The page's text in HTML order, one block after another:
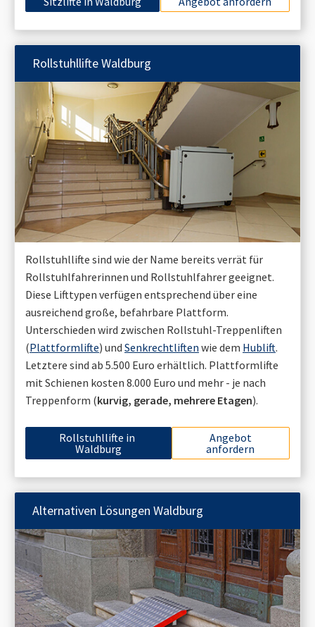
RollstuhllifteWaldburg
Rollstuhllifte sind wie der Name bereits verrät für
Rollstuhlfahrerinnen und Rollstuhlfahrer geeignet.
Diese Lifttypen verfügen entsprechend über eine
ausreichend große, befahrbare Plattform.
Unterschieden wird zwischen Rollstuhl-Treppenliften
(Plattformlifte) und Senkrechtliften wie dem Hublift.
Letztere sind ab 5.500 Euro erhältlich. Plattformlifte
mit Schienen kosten 8.000 Euro und mehr - je nach
Treppenform (kurvig, gerade, mehrere Etagen).
Rollstuhllifte in
Waldburg
Angebot
anfordern
Alternativen Lösungen Waldburg